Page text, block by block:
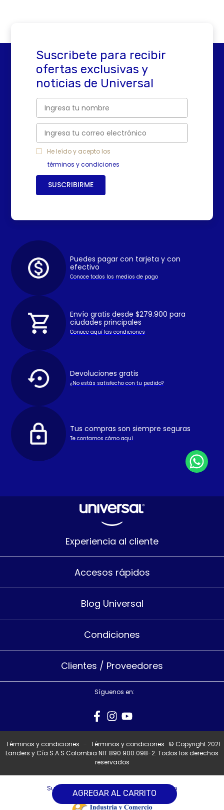
AGREGAR AL CARRITO
Suscribete para recibir
ofertas exclusivas y
noticias de Universal
He leído y acepto los
términos y condiciones
SUSCRIBIRME
Puedes pagar con tarjeta y con
efectivo
Conoce todos los medios de pago
Envío gratis desde $279.900 para
ciudades principales
Conoce aquí las condiciones
Devoluciones gratis
¿No estás satisfecho con tu pedido?
Tus compras son siempre seguras
Te contamos cómo aquí
Experiencia al cliente
Accesos rápidos
Blog Universal
Condiciones
Clientes / Proveedores
Síguenos en:
Términos y condiciones - Términos y condiciones © Copyright 2021
Landers y Cía S.A.S Colombia NIT 890.900.098-2. Todos los derechos
reservados
Superintendencia de Industria y Comercio